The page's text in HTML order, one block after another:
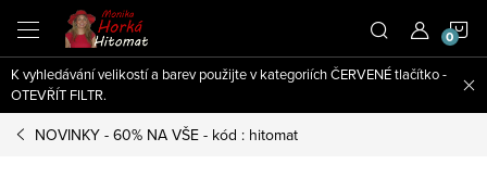
obsah
K vyhledávání velikostí a barev použijte v kategoriích ČERVENÉ tlačítko -
OTEVŘÍT FILTR.
NOVINKY - 60% NA VŠE - kód : hitomat